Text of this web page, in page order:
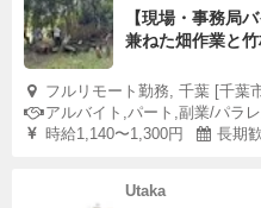
【現場・事務局
兼ねた畑作業と
フルリモート勤務, 千葉 [千葉
アルバイト,パート,副業/パラ
時給1,140〜1,300円
長期
Utaka